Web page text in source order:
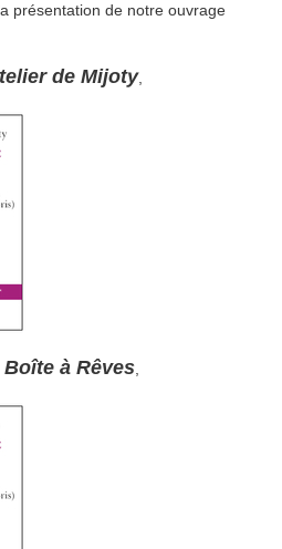
présentation de notre ouvrage
de Mijoty,
Boîte à Rêves,